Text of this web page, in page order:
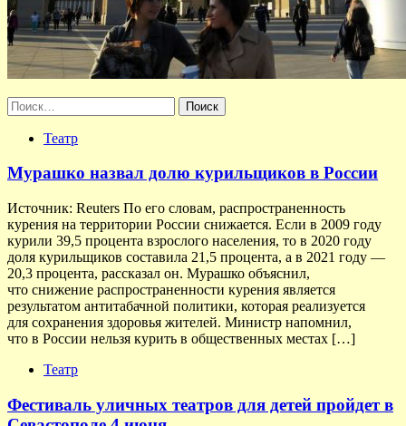
Найти:
Театр
Мурашко назвал долю курильщиков в России
Источник: Reuters По его словам, распространенность
курения на территории России снижается. Если в 2009 году
курили 39,5 процента взрослого населения, то в 2020 году
доля курильщиков составила 21,5 процента, а в 2021 году —
20,3 процента, рассказал он. Мурашко объяснил,
что снижение распространенности курения является
результатом антитабачной политики, которая реализуется
для сохранения здоровья жителей. Министр напомнил,
что в России нельзя курить в общественных местах […]
Театр
Фестиваль уличных театров для детей пройдет в